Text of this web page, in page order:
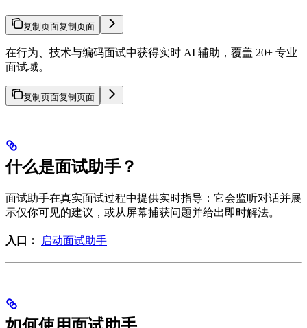
复制页面复制页面
在行为、技术与编码面试中获得实时 AI 辅助，覆盖 20+ 专业
面试域。
复制页面复制页面
什么是面试助手？
面试助手在真实面试过程中提供实时指导：它会监听对话并展
示仅你可见的建议，或从屏幕捕获问题并给出即时解法。
入口： 启动面试助手